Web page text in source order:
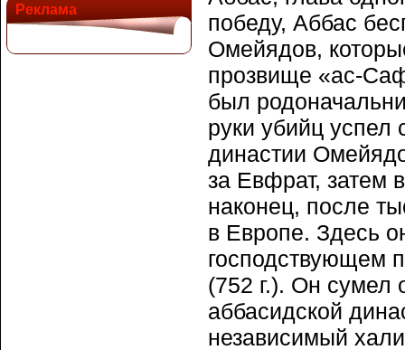
Реклама
победу, Аббас
Омейядов,
прозвище «ас-
был
руки убийц успел
династии
за Евфрат, затем
наконец, после
в Европе. Здесь
господствующем
(752 г.). Он сумел
аббасидской
независимый